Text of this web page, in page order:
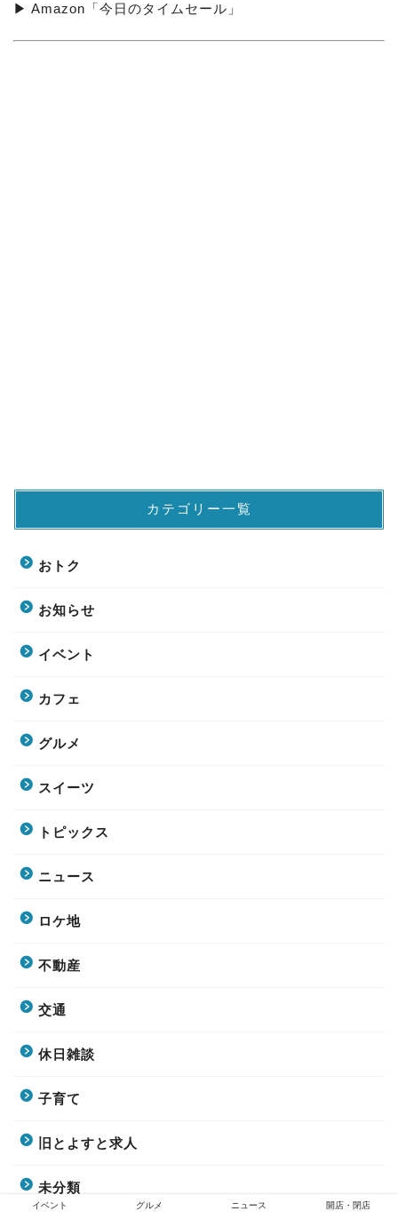
▶ Amazon「今日のタイムセール」
カテゴリー一覧
おトク
お知らせ
イベント
カフェ
グルメ
スイーツ
トピックス
ニュース
ロケ地
不動産
交通
休日雑談
子育て
旧とよすと求人
未分類
イベント グルメ ニュース 開店・閉店